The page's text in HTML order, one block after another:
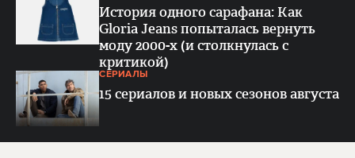
История одного сарафана: Как
Gloria Jeans попыталась вернуть
моду 2000-х (и столкнулась с
критикой)
СЕРИАЛЫ
15 сериалов и новых сезонов августа